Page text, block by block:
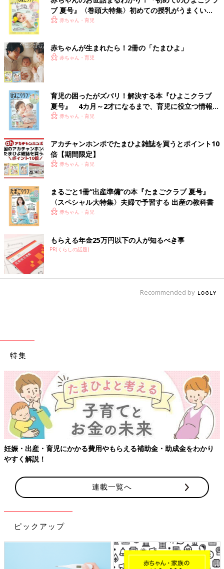
ブ 夏号』〈巻頭大特集〉初めての授乳がうまくい
く！ おっぱい・ミルクの基本と夏のトラブル 解決テ
赤ちゃん・育児
赤ちゃんが生まれたら！2冊の「たまひよ」
赤ちゃん・育児
育児の困ったがズバリ！解決する本『ひよこクラブ
夏号』 4カ月～2才になるまで、育児に役立つ情報が
いっぱい！
赤ちゃん・育児
アカチャンホンポでたまひよ雑誌を買うとポイント10
倍【期間限定】
赤ちゃん・育児
まるごと1冊“出産準備”の本『たまごクラブ 夏号』
〈スペシャル大特集〉夫婦で予習する 出産の教科書
赤ちゃん・育児
もらえる年金25万円以下の人が知るべき事
PR(くらしの話題)
Recommended by
特集
妊娠・出産・育児にかかる費用やもらえる補助金・助成金をわかり
やすく解説！
連載一覧へ
ピックアップ